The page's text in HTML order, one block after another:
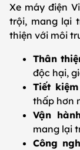
Xe máy điện
trội, mang lại
thiện với môi
Thân
độc hại,
Tiết
thấp hơn
Vận
mang lại
Công